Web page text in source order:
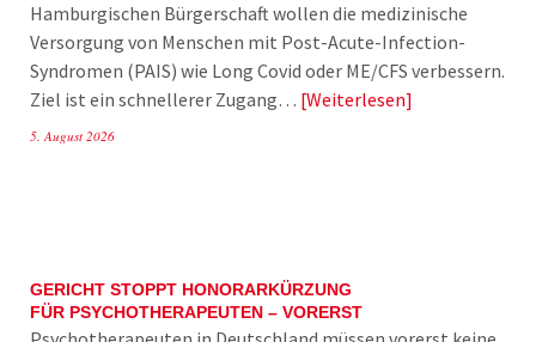
Hamburgischen Bürgerschaft wollen die medizinische
Versorgung von Menschen mit Post-Acute-Infection-
Syndromen (PAIS) wie Long Covid oder ME/CFS verbessern.
Ziel ist ein schnellerer Zugang… Weiterlesen
5. August 2026
GERICHT STOPPT HONORARKÜRZUNG
FÜR PSYCHOTHERAPEUTEN – VORERST